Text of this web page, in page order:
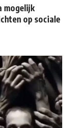
mogelijk
op sociale